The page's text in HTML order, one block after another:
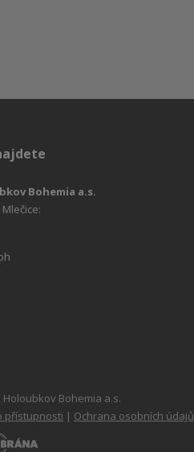
Bohemia a.s.
Holoubkov Bohemia a.s.
přístupnosti | Ochrana osobních údajů